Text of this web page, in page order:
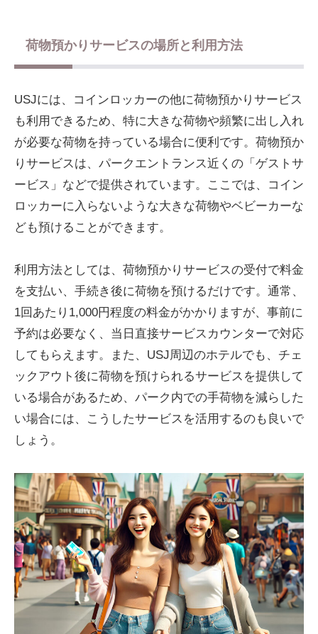
荷物預かりサービスの場所と利用方法
USJには、コインロッカーの他に荷物預かりサービス
も利用できるため、特に大きな荷物や頻繁に出し入れ
が必要な荷物を持っている場合に便利です。荷物預か
りサービスは、パークエントランス近くの「ゲストサ
ービス」などで提供されています。ここでは、コイン
ロッカーに入らないような大きな荷物やベビーカーな
ども預けることができます。
利用方法としては、荷物預かりサービスの受付で料金
を支払い、手続き後に荷物を預けるだけです。通常、
1回あたり1,000円程度の料金がかかりますが、事前に
予約は必要なく、当日直接サービスカウンターで対応
してもらえます。また、USJ周辺のホテルでも、チェ
ックアウト後に荷物を預けられるサービスを提供して
いる場合があるため、パーク内での手荷物を減らした
い場合には、こうしたサービスを活用するのも良いで
しょう。